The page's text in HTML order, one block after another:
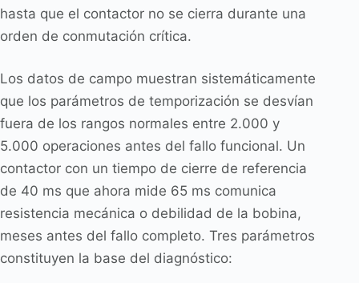
hasta que el contactor no se cierra durante una
orden de conmutación crítica.
Los datos de campo muestran sistemáticamente
que los parámetros de temporización se desvían
fuera de los rangos normales entre 2.000 y
5.000 operaciones antes del fallo funcional. Un
contactor con un tiempo de cierre de referencia
de 40 ms que ahora mide 65 ms comunica
resistencia mecánica o debilidad de la bobina,
meses antes del fallo completo. Tres parámetros
constituyen la base del diagnóstico: